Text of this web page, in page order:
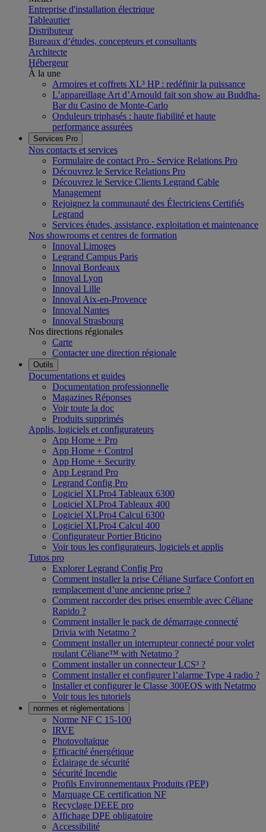
Entreprise d'installation électrique
Tableautier
Distributeur
Bureaux d’études, concepteurs et consultants
Architecte
Hébergeur
À la une
Armoires et coffrets XL³ HP : redéfinir la puissance
L’appareillage Art d’Arnould fait son show au Buddha-
Bar du Casino de Monte-Carlo
Onduleurs triphasés : haute fiabilité et haute
performance assurées
Services Pro
Nos contacts et services
Formulaire de contact Pro - Service Relations Pro
Découvrez le Service Relations Pro
Découvrez le Service Clients Legrand Cable
Management
Rejoignez la communauté des Électriciens Certifiés
Legrand
Services études, assistance, exploitation et maintenance
Nos showrooms et centres de formation
Innoval Limoges
Legrand Campus Paris
Innoval Bordeaux
Innoval Lyon
Innoval Lille
Innoval Aix-en-Provence
Innoval Nantes
Innoval Strasbourg
Nos directions régionales
Carte
Contacter une direction régionale
Outils
Documentations et guides
Documentation professionnelle
Magazines Réponses
Voir toute la doc
Produits supprimés
Applis, logiciels et configurateurs
App Home + Pro
App Home + Control
App Home + Security
App Legrand Pro
Legrand Config Pro
Logiciel XLPro4 Tableaux 6300
Logiciel XLPro4 Tableaux 400
Logiciel XLPro4 Calcul 6300
Logiciel XLPro4 Calcul 400
Configurateur Portier Bticino
Voir tous les configurateurs, logiciels et applis
Tutos pro
Explorer Legrand Config Pro
Comment installer la prise Céliane Surface Confort en
remplacement d’une ancienne prise ?
Comment raccorder des prises ensemble avec Céliane
Rapido ?
Comment installer le pack de démarrage connecté
Drivia with Netatmo ?
Comment installer un interrupteur connecté pour volet
roulant Céliane™ with Netatmo ?
Comment installer un connecteur LCS³ ?
Comment installer et configurer l’alarme Type 4 radio ?
Installer et configurer le Classe 300EOS with Netatmo
Voir tous les tutoriels
normes et réglementations
Norme NF C 15-100
IRVE
Photovoltaïque
Efficacité énergétique
Éclairage de sécurité
Sécurité Incendie
Profils Environnementaux Produits (PEP)
Marquage CE certification NF
Recyclage DEEE pro
Affichage DPE obligatoire
Accessibilité